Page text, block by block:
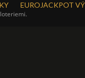
EUROJACKPOT